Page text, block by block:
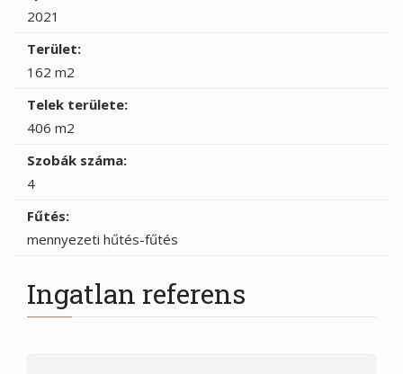
2021
Terület:
162 m2
Telek területe:
406 m2
Szobák száma:
4
Fűtés:
mennyezeti hűtés-fűtés
Ingatlan referens